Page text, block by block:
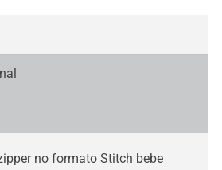
no formato Stitch bebe